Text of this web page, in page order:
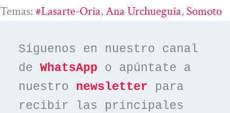
Temas: #Lasarte-Oria, Ana Urchueguía, Somoto
Síguenos en nuestro canal
de WhatsApp o apúntate a
nuestro newsletter para
recibir las principales